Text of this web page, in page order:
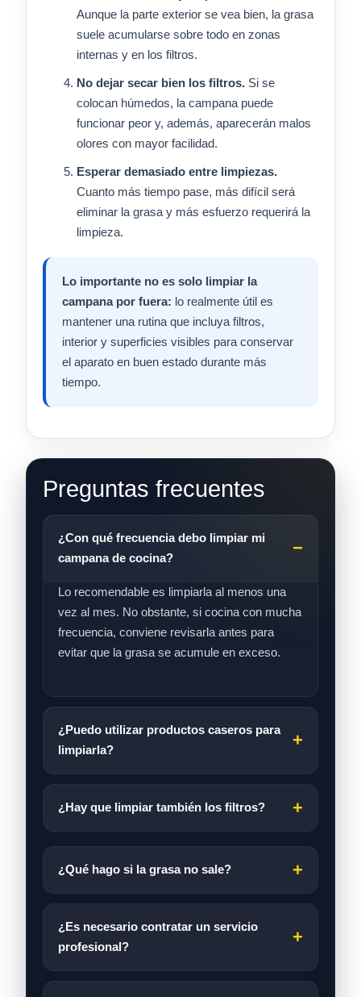
Aunque la parte exterior se vea bien, la grasa
suele acumularse sobre todo en zonas
internas y en los filtros.
No dejar secar bien los filtros. Si se
colocan húmedos, la campana puede
funcionar peor y, además, aparecerán malos
olores con mayor facilidad.
Esperar demasiado entre limpiezas.
Cuanto más tiempo pase, más difícil será
eliminar la grasa y más esfuerzo requerirá la
limpieza.
Lo importante no es solo limpiar la
campana por fuera: lo realmente útil es
mantener una rutina que incluya filtros,
interior y superficies visibles para conservar
el aparato en buen estado durante más
tiempo.
Preguntas frecuentes
¿Con qué frecuencia debo limpiar mi
campana de cocina?
Lo recomendable es limpiarla al menos una
vez al mes. No obstante, si cocina con mucha
frecuencia, conviene revisarla antes para
evitar que la grasa se acumule en exceso.
¿Puedo utilizar productos caseros para
limpiarla?
¿Hay que limpiar también los filtros?
¿Qué hago si la grasa no sale?
¿Es necesario contratar un servicio
profesional?